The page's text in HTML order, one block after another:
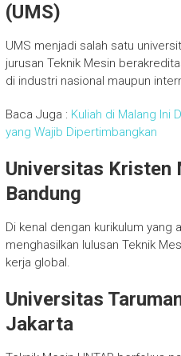
(UMS)
UMS menjadi salah satu
jurusan Teknik Mesin
di industri nasional maupun
Baca Juga : Kuliah di Malang Ini
yang Wajib Dipertimbangkan
Universitas Kristen
Bandung
Di kenal dengan kurikulum yang
menghasilkan lulusan Teknik
kerja global.
Universitas
Jakarta